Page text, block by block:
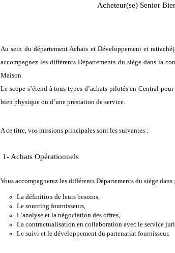
Acheteur(se) Senior
Au sein du département Achats et Développement et
accompagnez les différents Départements du siège dans la
Maison.
Le scope s’étend à tous types d’achats pilotés en Central
bien physique ou d’une prestation de service.
A ce titre, vos missions principales sont les suivantes :
1- Achats Opérationnels
Vous accompagnerez les différents Départements du siège dans ;
La définition de leurs besoins,
Le sourcing fournisseurs,
L’analyse et la négociation des offres,
La contractualisation en collaboration avec le service
Le suivi et le développement du partenariat fournisseur.